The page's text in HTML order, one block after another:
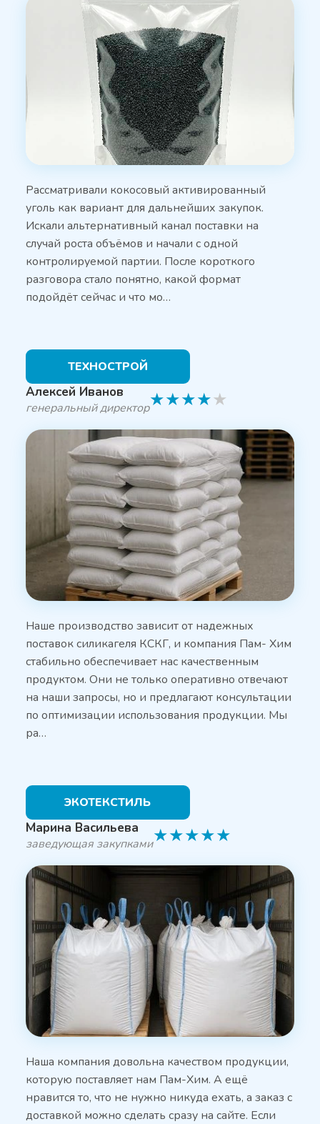
Рассматривали кокосовый активированный
уголь как вариант для дальнейших закупок.
Искали альтернативный канал поставки на
случай роста объёмов и начали с одной
контролируемой партии. После короткого
разговора стало понятно, какой формат
подойдёт сейчас и что мо…
ТЕХНОСТРОЙ
Алексей Иванов
генеральный директор★★★★★
Наше производство зависит от надежных
поставок силикагеля КСКГ, и компания Пам- Хим
стабильно обеспечивает нас качественным
продуктом. Они не только оперативно отвечают
на наши запросы, но и предлагают консультации
по оптимизации использования продукции. Мы
ра…
ЭКОТЕКСТИЛЬ
Марина Васильева
заведующая закупками★★★★★
Наша компания довольна качеством продукции,
которую поставляет нам Пам-Хим. А ещё
нравится то, что не нужно никуда ехать, а заказ с
доставкой можно сделать сразу на сайте. Если